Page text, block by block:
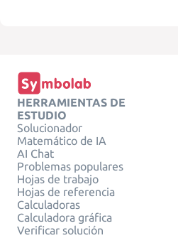
HERRAMIENTAS DE
ESTUDIO
Solucionador
Matemático de IA
AI Chat
Problemas populares
Hojas de trabajo
Hojas de referencia
Calculadoras
Calculadora gráfica
Verificar solución